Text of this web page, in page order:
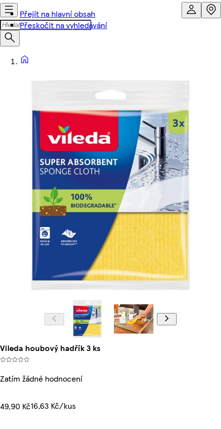
Přejít na hlavní obsah
Přeskočit na vyhledávání
Vileda houbový hadřík 3 ks
Zatím žádné hodnocení
49,90 Kč16,63 Kč/kus